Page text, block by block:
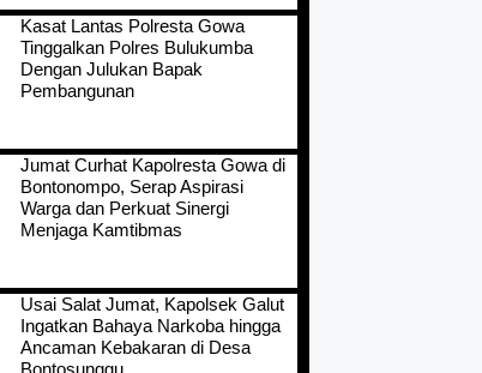
Kasat Lantas Polresta Gowa
Tinggalkan Polres Bulukumba
Dengan Julukan Bapak
Pembangunan
Jumat Curhat Kapolresta Gowa di
Bontonompo, Serap Aspirasi
Warga dan Perkuat Sinergi
Menjaga Kamtibmas
Usai Salat Jumat, Kapolsek Galut
Ingatkan Bahaya Narkoba hingga
Ancaman Kebakaran di Desa
Bontosunggu